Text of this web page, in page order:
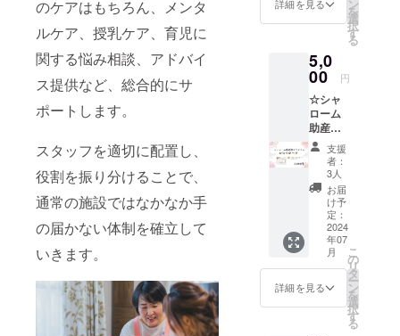
のケアはもちろん、メンタ
ルケア、授乳ケア、育児に
関する悩み相談、アドバイ
ス提供など、総合的にサ
ポートします。
スタッフを適切に配置し、
役割を振り分けることで、
通常の施設ではなかなか手
の届かない体制を確立して
いきます。
記載 ●
記載く
ださい
に会社
名また
はお名
前をご
記載く
ださい
ご請求
させて
いただ
きま
す。 実
施時
間：90
日は
メール
にて調
整させ
ていた
だきま
す。 ●
母親・
父親学
容量：
200ml ※
イメー
ジで
す。 ●
オリジ
ナルマ
グカッ
プ ●
メール
アドレ
ス・お
届け先
をご記
載くだ
さい
詳細を見る ン
を
選
択
す
る
5,0
00 円
☆シャ
ローム
助産院
オリジ
ナルお
むつ
ポーチ
お出か
け時の
持ち運
びに便
利なオ
リジナ
ルロゴ
入りの
おむつ
支援
者：
3人
お届
け予
定：
2024
年07
月
詳細を見る
こ
の
リ
タ
ー
ン
を
選
択
す
る